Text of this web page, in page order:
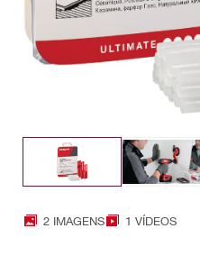
2 IMAGENS 1 VÍDEOS